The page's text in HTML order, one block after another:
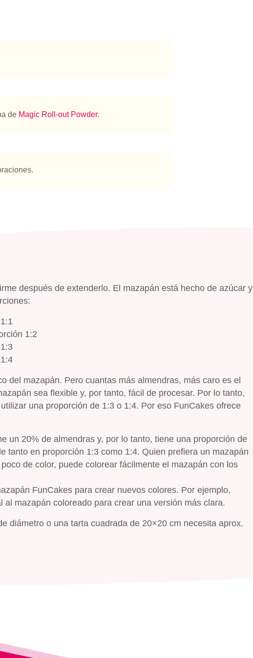
de Magic Roll-out Powder.
después de extenderlo. El mazapán está hecho de azúcar y
1:2
del mazapán. Pero cuantas más almendras, más caro es el
sea flexible y, por tanto, fácil de procesar. Por lo tanto,
una proporción de 1:3 o 1:4. Por eso FunCakes ofrece
un 20% de almendras y, por lo tanto, tiene una proporción de
tanto en proporción 1:3 como 1:4. Quien prefiera un mazapán
de color, puede colorear fácilmente el mazapán con los
FunCakes para crear nuevos colores. Por ejemplo,
mazapán coloreado para crear una versión más clara.
diámetro o una tarta cuadrada de 20×20 cm necesita aprox.